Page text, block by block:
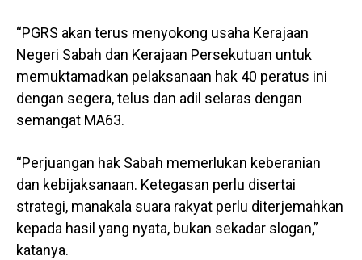
“PGRS akan terus menyokong usaha Kerajaan
Negeri Sabah dan Kerajaan Persekutuan untuk
memuktamadkan pelaksanaan hak 40 peratus ini
dengan segera, telus dan adil selaras dengan
semangat MA63.
“Perjuangan hak Sabah memerlukan keberanian
dan kebijaksanaan. Ketegasan perlu disertai
strategi, manakala suara rakyat perlu diterjemahkan
kepada hasil yang nyata, bukan sekadar slogan,”
katanya.